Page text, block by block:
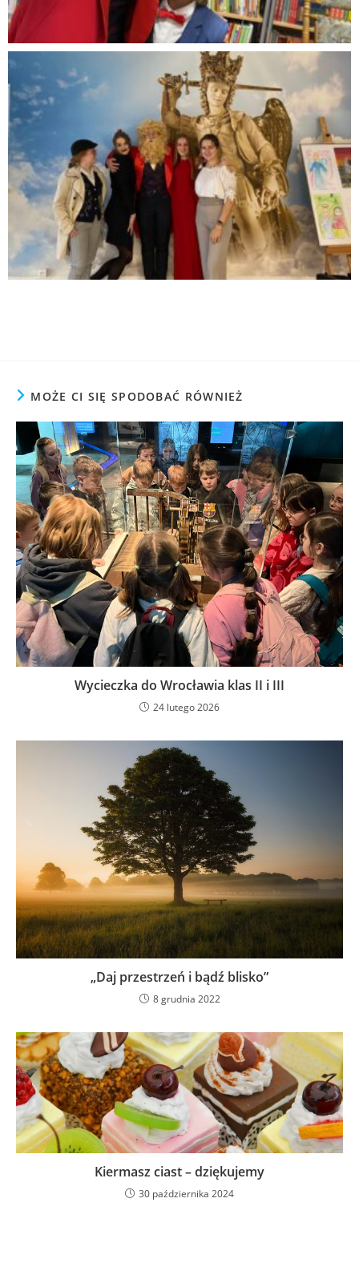
MOŻE CI SIĘ SPODOBAĆ RÓWNIEŻ
Wycieczka do Wrocławia klas II i III
24 lutego 2026
„Daj przestrzeń i bądź blisko”
8 grudnia 2022
Kiermasz ciast – dziękujemy
30 października 2024